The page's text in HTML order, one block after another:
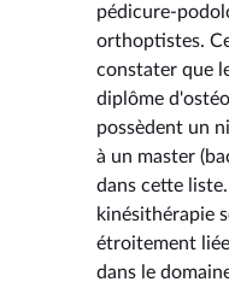
pédicure-
orthoptistes.
constater que
diplôme
possèdent un
à un master
dans cette
kinésithérapie
étroitement
dans le